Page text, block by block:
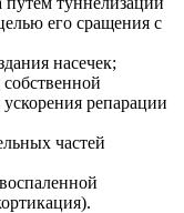
его сращения с
насечек;
репарации
частей